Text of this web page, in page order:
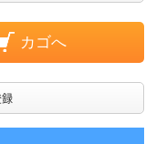
カゴへ